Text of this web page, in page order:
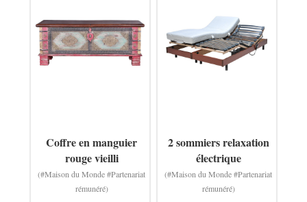
Coffre en manguier
rouge vieilli
(#Maison du Monde #Partenariat
rémunéré)
2 sommiers relaxation
électrique
(#Maison du Monde #Partenariat
rémunéré)